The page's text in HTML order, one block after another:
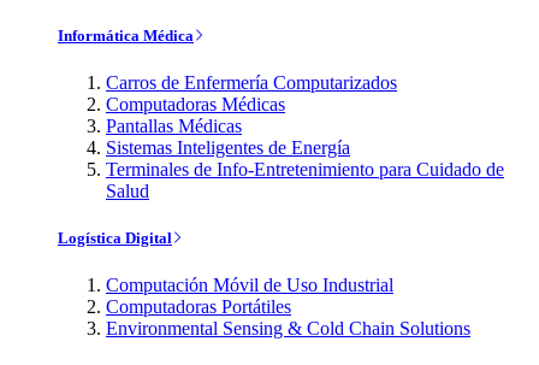
Informática Médica
Carros de Enfermería Computarizados
Computadoras Médicas
Pantallas Médicas
Sistemas Inteligentes de Energía
Terminales de Info-Entretenimiento para Cuidado de
Salud
Logística Digital
Computación Móvil de Uso Industrial
Computadoras Portátiles
Environmental Sensing & Cold Chain Solutions